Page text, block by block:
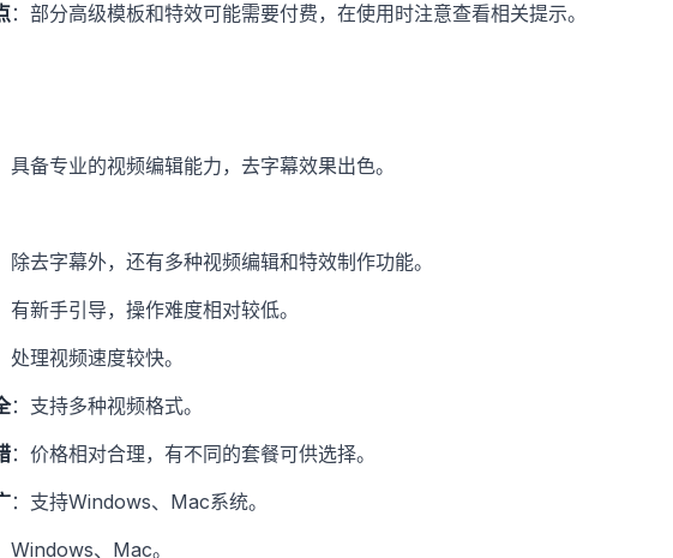
：部分高级模板和特效可能需要付费，在使用时注意查看相关提示。
具备专业的视频编辑能力，去字幕效果出色。
除去字幕外，还有多种视频编辑和特效制作功能。
有新手引导，操作难度相对较低。
处理视频速度较快。
：支持多种视频格式。
：价格相对合理，有不同的套餐可供选择。
：支持Windows、Mac系统。
Windows、Mac。